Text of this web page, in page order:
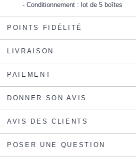
Conditionnement : lot de 5 boîtes
POINTS FIDÉLITÉ
LIVRAISON
PAIEMENT
DONNER SON AVIS
AVIS DES CLIENTS
POSER UNE QUESTION